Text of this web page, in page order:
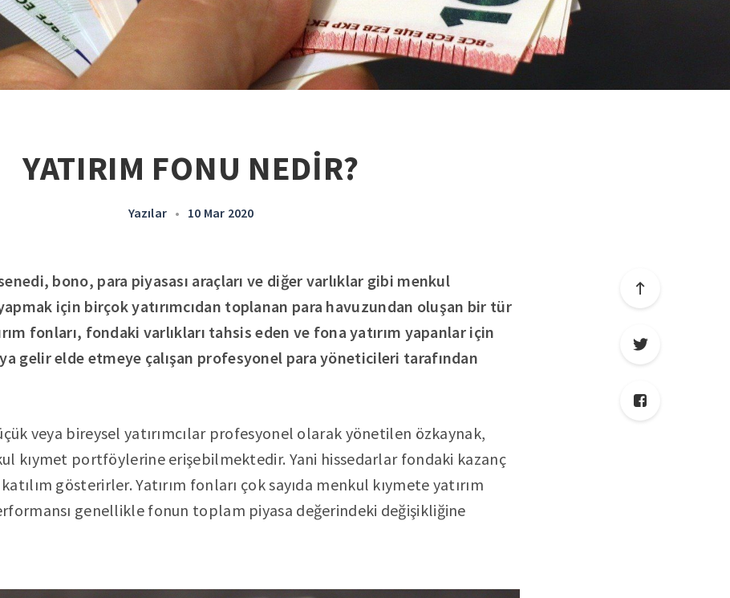
YATIRIM FONU NEDİR?
Yazılar • 10 Mar 2020
bono, para piyasası araçları ve diğer varlıklar gibi menkul
için birçok yatırımcıdan toplanan para havuzundan oluşan bir tür
fonları, fondaki varlıkları tahsis eden ve fona yatırım yapanlar için
gelir elde etmeye çalışan profesyonel para yöneticileri tarafından
veya bireysel yatırımcılar profesyonel olarak yönetilen özkaynak,
kıymet portföylerine erişebilmektedir. Yani hissedarlar fondaki kazanç
gösterirler. Yatırım fonları çok sayıda menkul kıymete yatırım
genellikle fonun toplam piyasa değerindeki değişikliğine